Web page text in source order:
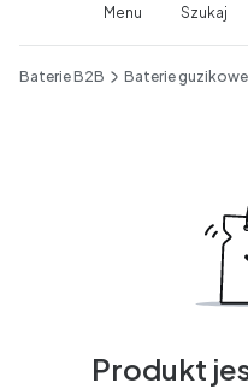
Menu Szukaj
Baterie B2B Baterie
Produkt